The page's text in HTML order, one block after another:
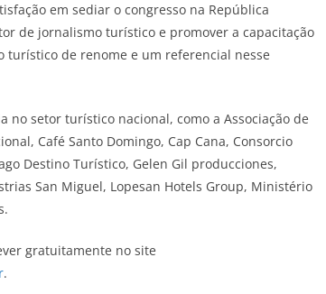
em sediar o congresso na República
de jornalismo turístico e promover a capacitação
turístico de renome e um referencial nesse
no setor turístico nacional, como a Associação de
Café Santo Domingo, Cap Cana, Consorcio
Destino Turístico, Gelen Gil producciones,
San Miguel, Lopesan Hotels Group, Ministério
gratuitamente no site
.